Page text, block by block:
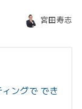
宮田寿志
ングで でき